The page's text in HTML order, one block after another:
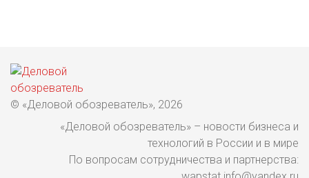
© «Деловой обозреватель», 2026
«Деловой обозреватель» – новости бизнеса и
технологий в России и в мире
По вопросам сотрудничества и партнерства: